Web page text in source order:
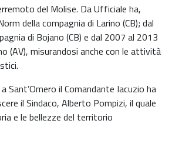
del Molise. Da Ufficiale ha,
della compagnia di Larino (CB); dal
di Bojano (CB) e dal 2007 al 2013
(AV), misurandosi anche con le attività
Sant’Omero il Comandante Iacuzio ha
il Sindaco, Alberto Pompizi, il quale
e le bellezze del territorio